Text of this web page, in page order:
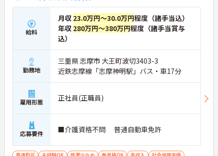
給料
月収 23.0万円～30.0万円程度（諸手当込）
年収 280万円～380万円程度（諸手当賞与
込）
勤務地
三重県 志摩市 大王町波切3403-3
近鉄志摩線「志摩神明駅」バス・車17分
雇用形態 正社員(正職員)
応募要件 ■介護資格不問 普通自動車免許